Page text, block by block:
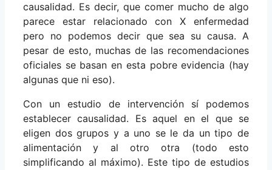
causalidad. Es decir, que comer mucho de algo
parece estar relacionado con X enfermedad
pero no podemos decir que sea su causa. A
pesar de esto, muchas de las recomendaciones
oficiales se basan en esta pobre evidencia (hay
algunas que ni eso).
Con un estudio de intervención sí podemos
establecer causalidad. Es aquel en el que se
eligen dos grupos y a uno se le da un tipo de
alimentación y al otro otra (todo esto
simplificando al máximo). Este tipo de estudios